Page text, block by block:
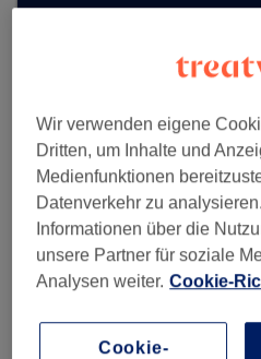
Mehr Salons anzeigen
Wir verwenden eigene
Dritten, um Inhalte und
Medienfunktionen
Datenverkehr zu
Informationen über die
unsere Partner für soziale
Analysen weiter. Cookie-
Cookie-